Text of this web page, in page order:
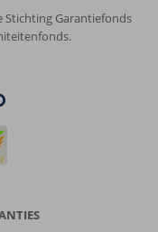
Stichting Garantiefonds